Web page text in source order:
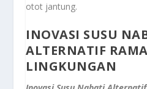
otot jantung.
INOVASI SUSU
ALTERNATIF
LINGKUNGAN